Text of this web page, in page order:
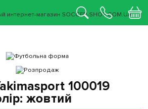
100019
жовтий